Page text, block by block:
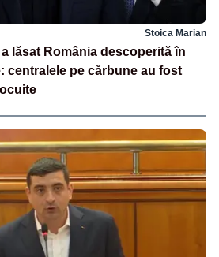
Stoica Marian
lăsat România descoperită în
centralele pe cărbune au fost